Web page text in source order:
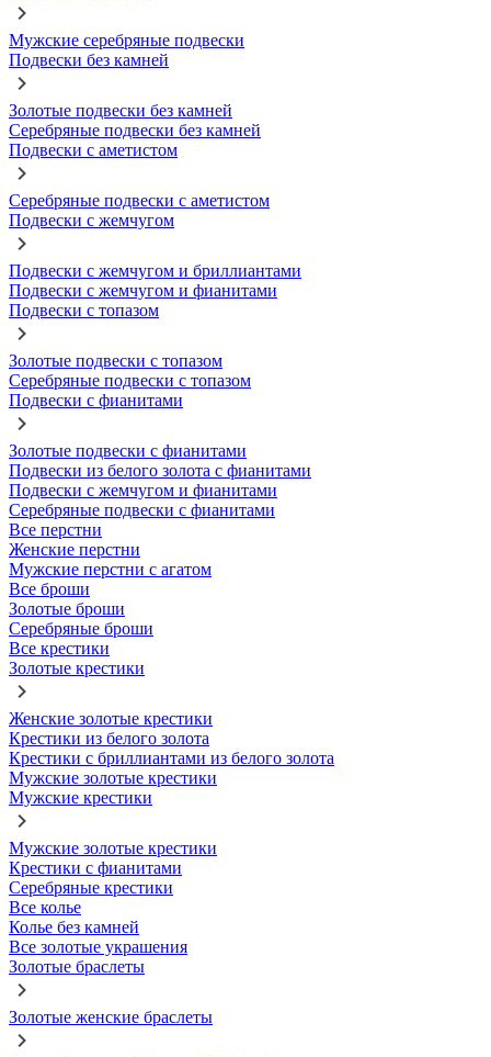
Мужские серебряные подвески
Подвески без камней
Золотые подвески без камней
Серебряные подвески без камней
Подвески с аметистом
Серебряные подвески с аметистом
Подвески с жемчугом
Подвески с жемчугом и бриллиантами
Подвески с жемчугом и фианитами
Подвески с топазом
Золотые подвески с топазом
Серебряные подвески с топазом
Подвески с фианитами
Золотые подвески с фианитами
Подвески из белого золота с фианитами
Подвески с жемчугом и фианитами
Серебряные подвески с фианитами
Все перстни
Женские перстни
Мужские перстни с агатом
Все броши
Золотые броши
Серебряные броши
Все крестики
Золотые крестики
Женские золотые крестики
Крестики из белого золота
Крестики с бриллиантами из белого золота
Мужские золотые крестики
Мужские крестики
Мужские золотые крестики
Крестики с фианитами
Серебряные крестики
Все колье
Колье без камней
Все золотые украшения
Золотые браслеты
Золотые женские браслеты